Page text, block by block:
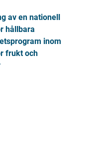
av en nationell
hållbara
inom
frukt och